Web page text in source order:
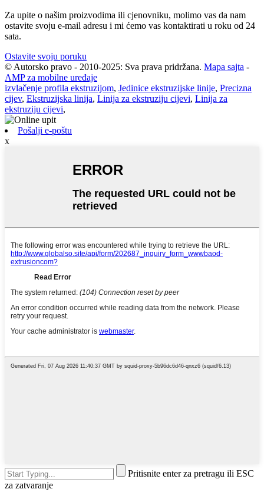
Za upite o našim proizvodima ili cjenovniku, molimo vas da nam
ostavite svoju e-mail adresu i mi ćemo vas kontaktirati u roku od 24
sata.
Ostavite svoju poruku
© Autorsko pravo - 2010-2025: Sva prava pridržana. Mapa sajta -
AMP za mobilne uređaje
izvlačenje profila ekstruzijom, Jedinice ekstruzijske linije, Precizna
cijev, Ekstruzijska linija, Linija za ekstruziju cijevi, Linija za
ekstruziju cijevi,
Pošalji e-poštu
x
Pritisnite enter za pretragu ili ESC
za zatvaranje